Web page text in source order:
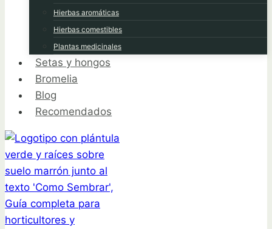
Hierbas aromáticas
Hierbas comestibles
Plantas medicinales
Setas y hongos
Bromelia
Blog
Recomendados